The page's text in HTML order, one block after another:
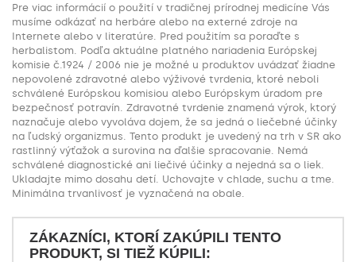
Pre viac informácií o použití v tradičnej prírodnej medicíne Vás
musíme odkázať na herbáre alebo na externé zdroje na
Internete alebo v literatúre. Pred použitím sa poraďte s
herbalistom. Podľa aktuálne platného nariadenia Európskej
komisie č.1924 / 2006 nie je možné u produktov uvádzať žiadne
nepovolené zdravotné alebo výživové tvrdenia, ktoré neboli
schválené Európskou komisiou alebo Európskym úradom pre
bezpečnosť potravín. Zdravotné tvrdenie znamená výrok, ktorý
naznačuje alebo vyvoláva dojem, že sa jedná o liečebné účinky
na ľudský organizmus. Tento produkt je uvedený na trh v SR ako
rastlinný výťažok a surovina na ďalšie spracovanie. Nemá
schválené diagnostické ani liečivé účinky a nejedná sa o liek.
Ukladajte mimo dosahu detí. Uchovajte v chlade, suchu a tme.
Minimálna trvanlivosť je vyznačená na obale.
ZÁKAZNÍCI, KTORÍ ZAKÚPILI TENTO
PRODUKT, SI TIEŽ KÚPILI: